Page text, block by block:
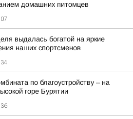
домашних питомцев
выдалась богатой на яркие
наших спортсменов
по благоустройству – на
горе Бурятии